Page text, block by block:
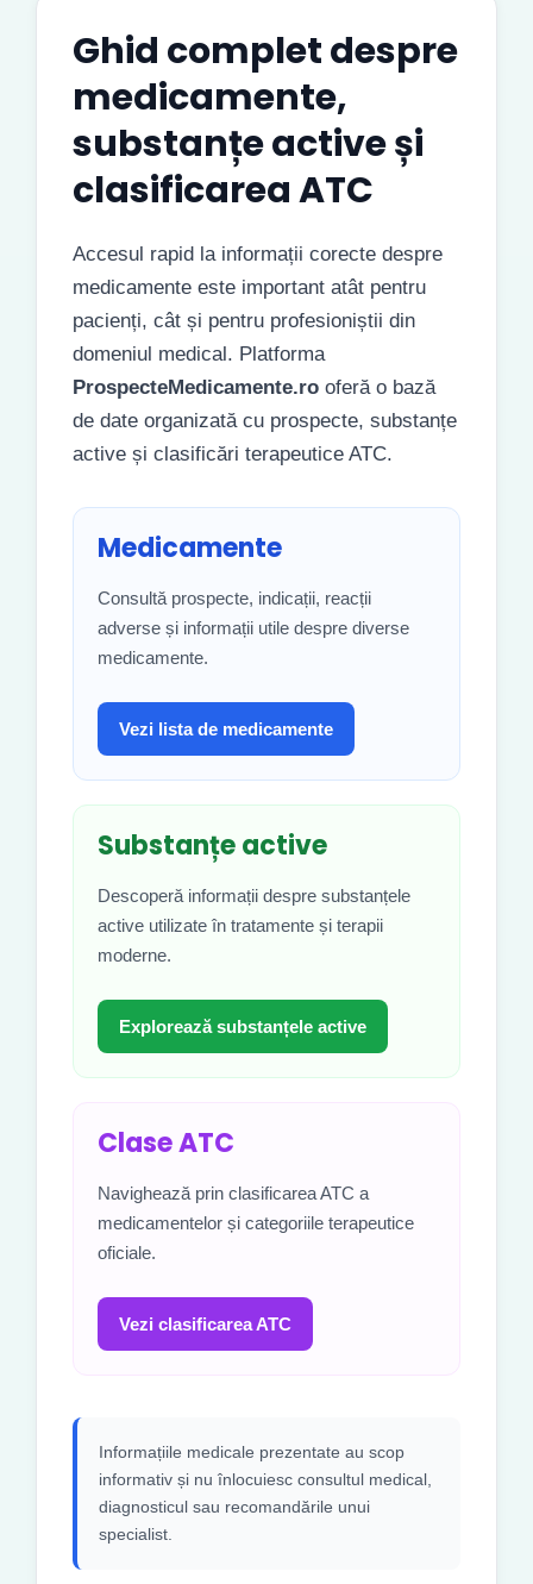
Ghid complet despre
medicamente,
substanțe active și
clasificarea ATC
Accesul rapid la informații corecte despre
medicamente este important atât pentru
pacienți, cât și pentru profesioniștii din
domeniul medical. Platforma
ProspecteMedicamente.ro oferă o bază
de date organizată cu prospecte, substanțe
active și clasificări terapeutice ATC.
Medicamente
Consultă prospecte, indicații, reacții
adverse și informații utile despre diverse
medicamente.
Vezi lista de medicamente
Substanțe active
Descoperă informații despre substanțele
active utilizate în tratamente și terapii
moderne.
Explorează substanțele active
Clase ATC
Navighează prin clasificarea ATC a
medicamentelor și categoriile terapeutice
oficiale.
Vezi clasificarea ATC
Informațiile medicale prezentate au scop
informativ și nu înlocuiesc consultul medical,
diagnosticul sau recomandările unui
specialist.